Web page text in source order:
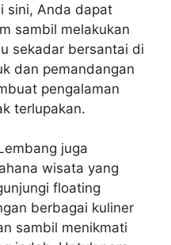
sini, Anda dapat
sambil melakukan
sekadar bersantai di
dan pemandangan
pengalaman
terlupakan.
juga
wisata yang
floating
berbagai kuliner
sambil menikmati